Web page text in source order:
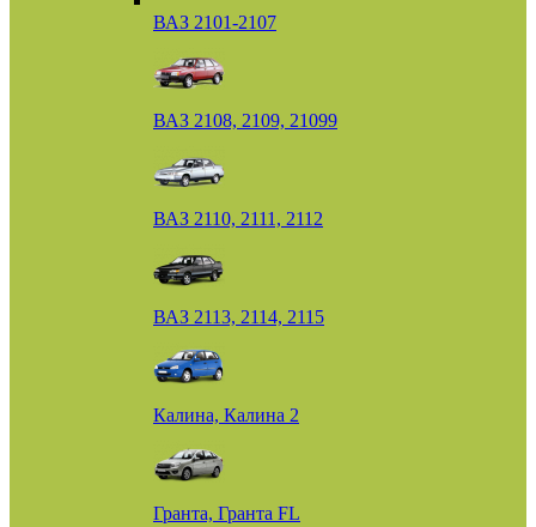
ВАЗ 2101-2107
ВАЗ 2108, 2109, 21099
ВАЗ 2110, 2111, 2112
ВАЗ 2113, 2114, 2115
Калина, Калина 2
Гранта, Гранта FL